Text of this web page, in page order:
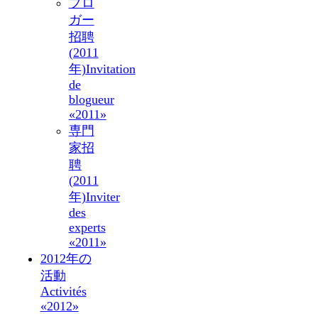
ガー
招聘
(2011
年)Invitation
de
blogueur
«2011»
専門
家招
聘
(2011
年)Inviter
des
experts
«2011»
2012年の
活動
Activités
«2012»